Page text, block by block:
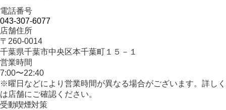
電話番号
043-307-6077
店舗住所
〒260-0014
千葉県千葉市中央区本千葉町１５－１
営業時間
7:00〜22:40
※曜日などにより営業時間が異なる場合がございます。詳しく
は店舗にご確認ください。
受動喫煙対策